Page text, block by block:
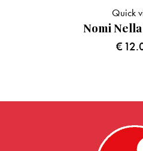
Nomi
€
Quick